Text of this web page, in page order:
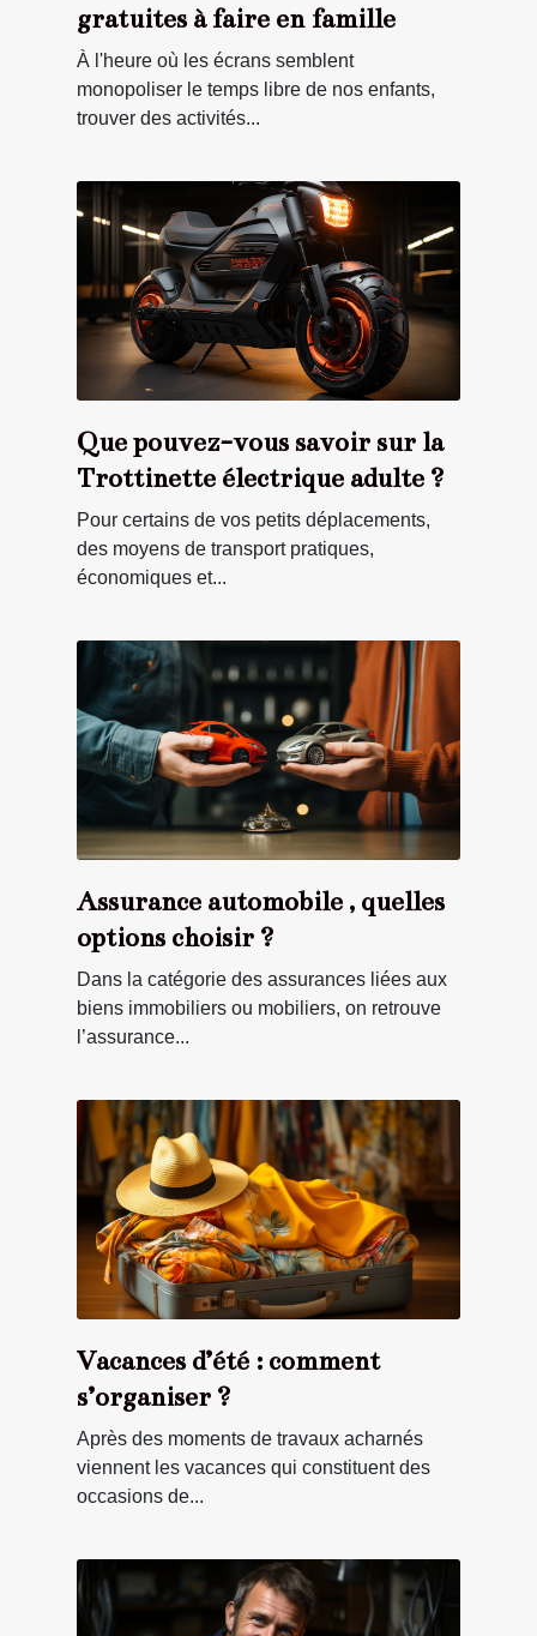
gratuites à faire en famille
À l'heure où les écrans semblent
monopoliser le temps libre de nos enfants,
trouver des activités...
Que pouvez-vous savoir sur la
Trottinette électrique adulte ?
Pour certains de vos petits déplacements,
des moyens de transport pratiques,
économiques et...
Assurance automobile , quelles
options choisir ?
Dans la catégorie des assurances liées aux
biens immobiliers ou mobiliers, on retrouve
l’assurance...
Vacances d’été : comment
s’organiser ?
Après des moments de travaux acharnés
viennent les vacances qui constituent des
occasions de...